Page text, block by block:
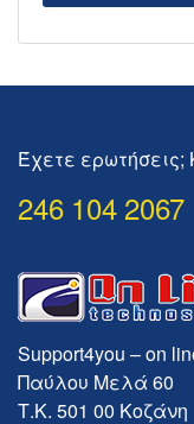
Έχετε
246 104
Support4you – on
Παύλου Μελά 60
Τ.Κ. 501 00 Κοζάνη